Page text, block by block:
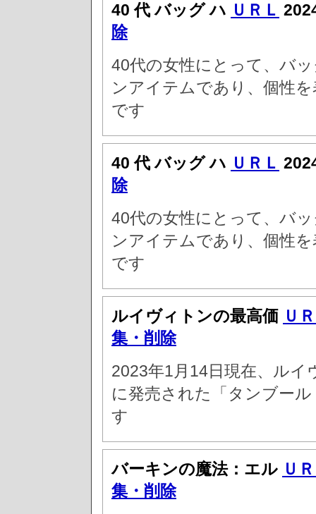
40 代 バッグ ハ ＵＲＬ
除
40代の女性にとって、バ
ンアイテムであり、個性
です
40 代 バッグ ハ ＵＲＬ
除
40代の女性にとって、バ
ンアイテムであり、個性
です
ルイヴィトンの最高価 Ｕ
集・削除
2023年1月14日現在、ルイ
に発売された「タンブー
す
バーキンの魔法：エル Ｕ
集・削除